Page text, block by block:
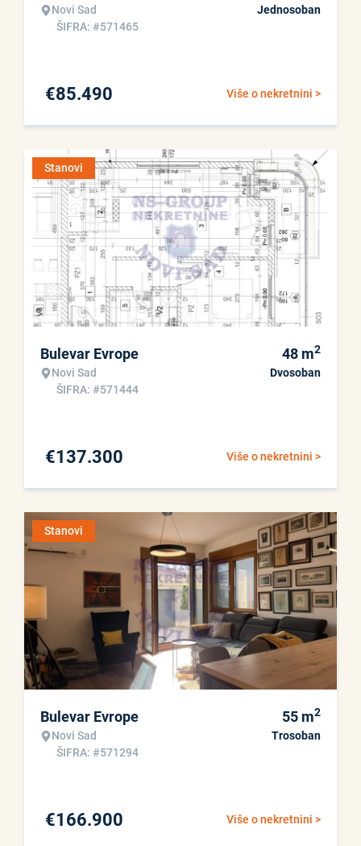
Novi Sad
ŠIFRA: #571465
Jednosoban
Više o nekretnini >
€85.490
Stanovi
Bulevar Evrope
Novi Sad
ŠIFRA: #571444
48 m2
Dvosoban
Više o nekretnini >
€137.300
Stanovi
Bulevar Evrope
Novi Sad
ŠIFRA: #571294
55 m2
Trosoban
Više o nekretnini >
€166.900